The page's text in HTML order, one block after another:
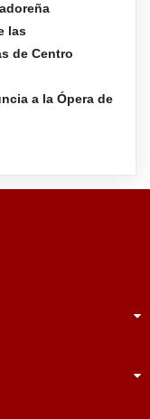
las
de Centro
a la Ópera de